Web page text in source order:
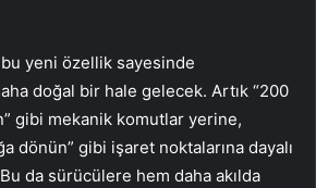
yeni özellik sayesinde
doğal bir hale gelecek. Artık “200
gibi mekanik komutlar yerine,
dönün” gibi işaret noktalarına dayalı
da sürücülere hem daha akılda